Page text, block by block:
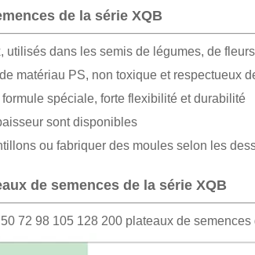
de la série XQB
utilisés dans les semis de légumes, de
matériau PS, non toxique et respectueux
spéciale, forte flexibilité et durabilité
sont disponibles
ou fabriquer des moules selon les
de semences de la série XQB
72 98 105 128 200 plateaux de